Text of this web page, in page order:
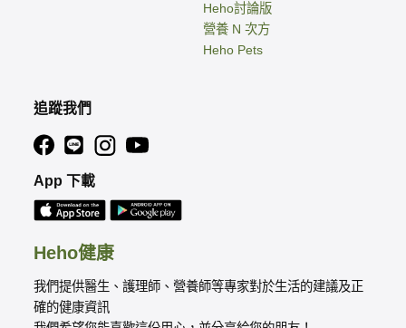
Heho健康
我們提供醫生、護理師、營養師等專家對於生活的建議及正
確的健康資訊
Heho討論版
營養 N 次方
Heho Pets
追蹤我們
App 下載